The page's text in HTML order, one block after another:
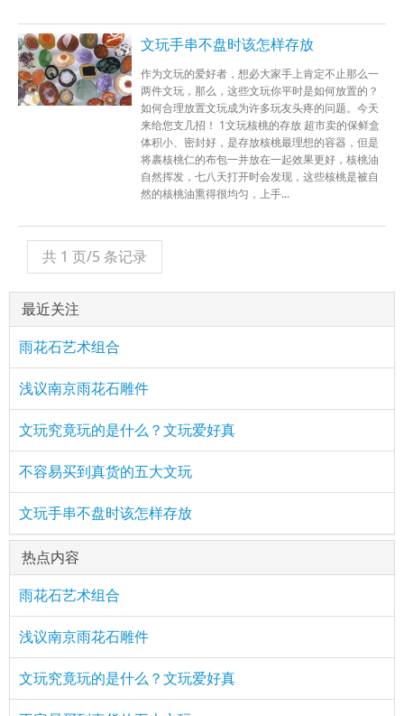
文玩手串不盘时该怎样存放
作为文玩的爱好者，想必大家手上肯定不止那么一
两件文玩，那么，这些文玩你平时是如何放置的？
如何合理放置文玩成为许多玩友头疼的问题。今天
来给您支几招！ 1文玩核桃的存放 超市卖的保鲜盒
体积小、密封好，是存放核桃最理想的容器，但是
将裹核桃仁的布包一并放在一起效果更好，核桃油
自然挥发，七八天打开时会发现，这些核桃是被自
然的核桃油熏得很均匀，上手...
共 1 页/5 条记录
最近关注
雨花石艺术组合
浅议南京雨花石雕件
文玩究竟玩的是什么？文玩爱好真
不容易买到真货的五大文玩
文玩手串不盘时该怎样存放
热点内容
雨花石艺术组合
浅议南京雨花石雕件
文玩究竟玩的是什么？文玩爱好真